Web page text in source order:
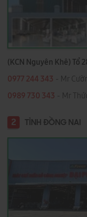
(KCN Nguyên Khê) Tổ
0977 244 343 - Mr
0989 730 343 - Mr
2 TỈNH ĐỒNG NAI